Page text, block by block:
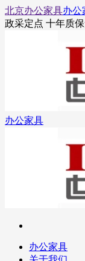
北京办公家具办公
政采定点 十年质保
办公家具
办公家具